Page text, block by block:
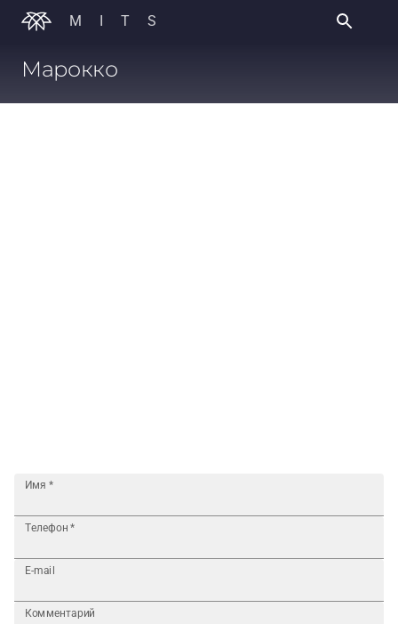
MITS
Марокко
Имя *
Телефон *
E-mail
Комментарий